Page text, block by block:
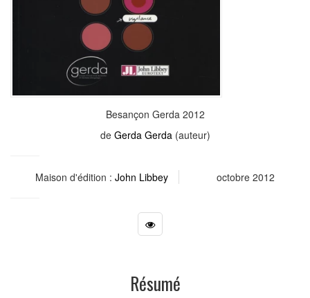
Besançon Gerda 2012
de Gerda Gerda (auteur)
Maison d'édition : John Libbey octobre 2012
Résumé